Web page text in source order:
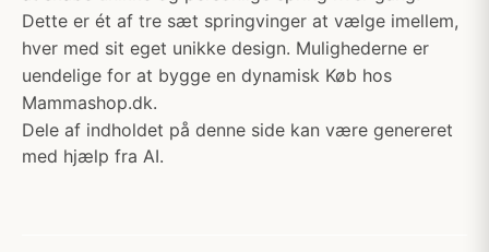
Dette er ét af tre sæt springvinger at vælge imellem,
hver med sit eget unikke design. Mulighederne er
uendelige for at bygge en dynamisk Køb hos
Mammashop.dk.
Dele af indholdet på denne side kan være genereret
med hjælp fra AI.